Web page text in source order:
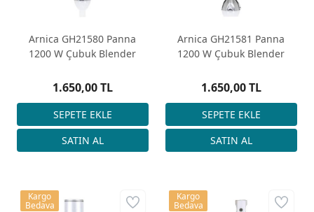
Arnica GH21580 Panna
1200 W Çubuk Blender
1.650,00 TL
Arnica GH21581 Panna
1200 W Çubuk Blender
1.650,00 TL
Kargo
Bedava
Kargo
Bedava